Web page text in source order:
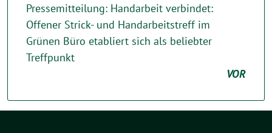
Pressemitteilung: Handarbeit verbindet:
Offener Strick- und Handarbeitstreff im
Grünen Büro etabliert sich als beliebter
Treffpunkt
VOR